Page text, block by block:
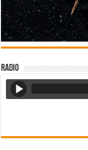
Radio